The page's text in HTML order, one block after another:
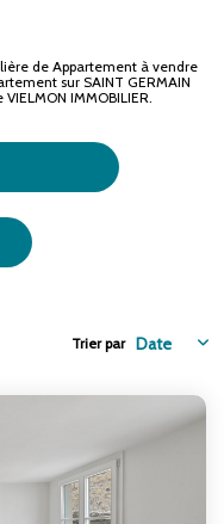
ICS
de Appartement à vendre
sur SAINT GERMAIN
IMMOBILIER.
Trier par